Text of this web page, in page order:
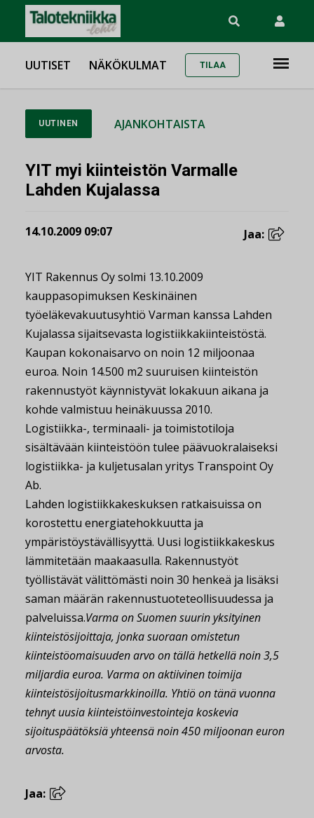
UUTISET NÄKÖKULMAT TILAA
UUTINEN AJANKOHTAISTA
YIT myi kiinteistön Varmalle
Lahden Kujalassa
14.10.2009 09:07 Jaa:
YIT Rakennus Oy solmi 13.10.2009
kauppasopimuksen Keskinäinen
työeläkevakuutusyhtiö Varman kanssa Lahden
Kujalassa sijaitsevasta logistiikkakiinteistöstä.
Kaupan kokonaisarvo on noin 12 miljoonaa
euroa. Noin 14.500 m2 suuruisen kiinteistön
rakennustyöt käynnistyvät lokakuun aikana ja
kohde valmistuu heinäkuussa 2010.
Logistiikka-, terminaali- ja toimistotiloja
sisältävään kiinteistöön tulee päävuokralaiseksi
logistiikka- ja kuljetusalan yritys Transpoint Oy
Ab.
Lahden logistiikkakeskuksen ratkaisuissa on
korostettu energiatehokkuutta ja
ympäristöystävällisyyttä. Uusi logistiikkakeskus
lämmitetään maakaasulla. Rakennustyöt
työllistävät välittömästi noin 30 henkeä ja lisäksi
saman määrän rakennustuoteteollisuudessa ja
palveluissa.Varma on Suomen suurin yksityinen
kiinteistösijoittaja, jonka suoraan omistetun
kiinteistöomaisuuden arvo on tällä hetkellä noin 3,5
miljardia euroa. Varma on aktiivinen toimija
kiinteistösijoitusmarkkinoilla. Yhtiö on tänä vuonna
tehnyt uusia kiinteistöinvestointeja koskevia
sijoituspäätöksiä yhteensä noin 450 miljoonan euron
arvosta.
Jaa: